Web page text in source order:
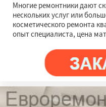
Многие ремонтники дают
нескольких услуг или
косметического ремонта
опыт специалиста, цена